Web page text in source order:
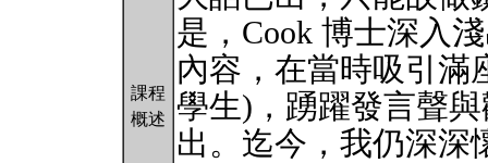
課程
概述
是，Cook 博士深入
內容，在當時吸引滿
學生)，踴躍發言聲
出。迄今，我仍深深